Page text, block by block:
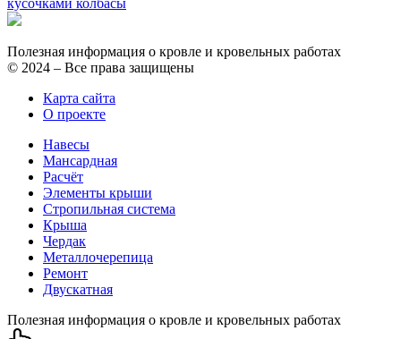
Полезная информация о кровле и кровельных работах
© 2024 – Все права защищены
Карта сайта
О проекте
Навесы
Мансардная
Расчёт
Элементы крыши
Стропильная система
Крыша
Чердак
Металлочерепица
Ремонт
Двускатная
Полезная информация о кровле и кровельных работах